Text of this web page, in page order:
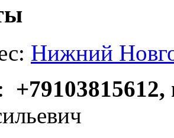
Нижний